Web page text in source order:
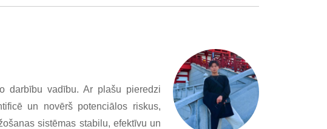
darbību vadību. Ar plašu pieredzi
un novērš potenciālos riskus,
sistēmas stabilu, efektīvu un